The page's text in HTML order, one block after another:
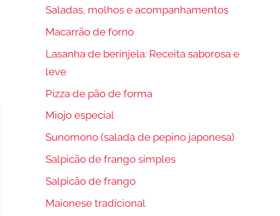
Saladas, molhos e acompanhamentos
Macarrão de forno
Lasanha de berinjela: Receita saborosa e
leve
Pizza de pão de forma
Miojo especial
Sunomono (salada de pepino japonesa)
Salpicão de frango simples
Salpicão de frango
Maionese tradicional